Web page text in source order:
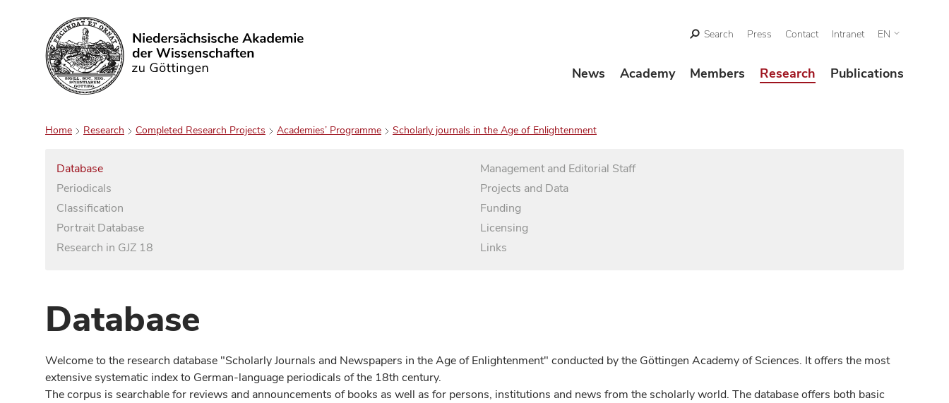
Search
Search Press Contact Intranet EN
News Academy Members Research Publications
Home Research Completed Research Projects Academies’ Programme Scholarly journals in the Age of Enlightenment
Database
Periodicals
Classification
Portrait Database
Research in GJZ 18
Management and Editorial Staff
Projects and Data
Funding
Licensing
Links
Database
Welcome to the research database "Scholarly Journals and Newspapers in the Age of Enlightenment" conducted by the Göttingen Academy of Sciences. It offers the most
extensive systematic index to German-language periodicals of the 18th century.
The corpus is searchable for reviews and announcements of books as well as for persons, institutions and news from the scholarly world. The database offers both basic